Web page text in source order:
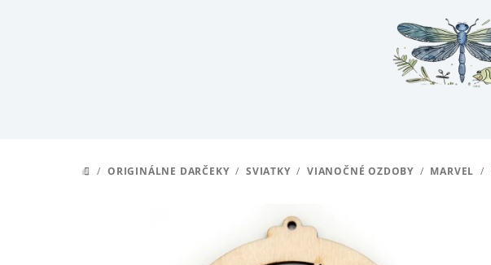
DOMOV
/ ORIGINÁLNE DARČEKY / SVIATKY / VIANOČNÉ OZDOBY / MARVEL /